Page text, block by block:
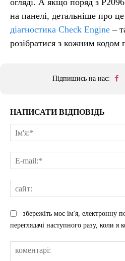
огляді. А якщо поряд з
на панелі, детальніше про це
діагностика Check Engine –
розібратися з кожним кодом
Підпишись на нас:
НАПИСАТИ ВІДПОВІДЬ
збережіть моє ім'я, електронну
переглядачі наступного разу, коли я